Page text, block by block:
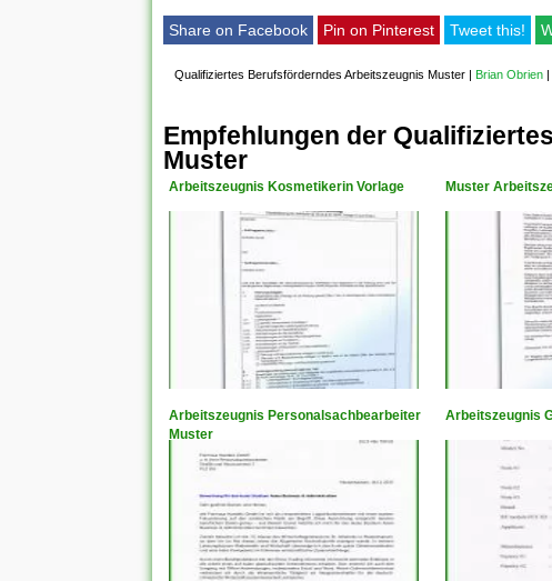
Share on Facebook Pin on Pinterest Tweet this!
Qualifiziertes Berufsförderndes Arbeitszeugnis Muster | Brian Obrien |
Empfehlungen der
Muster
Arbeitszeugnis Kosmetikerin Vorlage Muster
Arbeitszeugnis Personalsachbearbeiter
Muster
Arbeitszeugnis